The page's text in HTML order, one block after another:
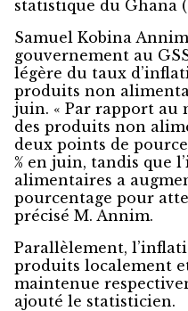
statistique du Ghana
Samuel Kobina
gouvernement au
légère du taux
produits non
juin. « Par rapport au
des produits non
deux points de
% en juin, tandis que
alimentaires a
pourcentage pour
précisé M. Annim.
Parallèlement,
produits localement
maintenue
ajouté le statisticien.